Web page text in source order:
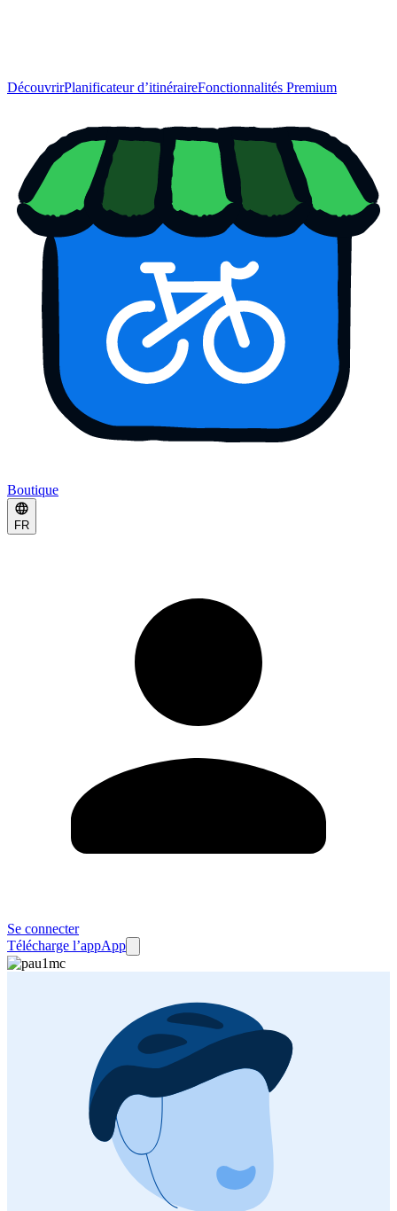
DécouvrirPlanificateur d’itinéraireFonctionnalités Premium
Boutique
FR
Se connecter
Télécharge l’appApp